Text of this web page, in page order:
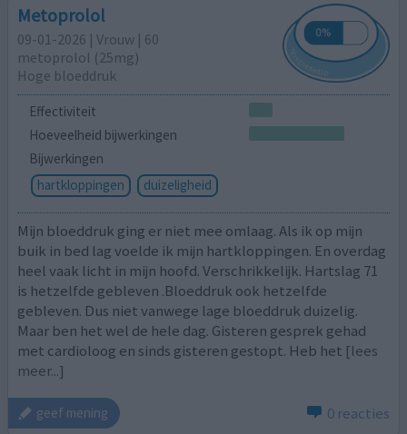
Metoprolol
09-01-2026 | Vrouw | 60
metoprolol (25mg)
Hoge bloeddruk
Effectiviteit
Hoeveelheid bijwerkingen
Bijwerkingen
hartkloppingen
duizeligheid
Mijn bloeddruk ging er niet mee omlaag. Als ik op mijn
buik in bed lag voelde ik mijn hartkloppingen. En overdag
heel vaak licht in mijn hoofd. Verschrikkelijk. Hartslag 71
is hetzelfde gebleven .Bloeddruk ook hetzelfde
gebleven. Dus niet vanwege lage bloeddruk duizelig.
Maar ben het wel de hele dag. Gisteren gesprek gehad
met cardioloog en sinds gisteren gestopt. Heb het [lees
meer...]
geef mening 0 reacties